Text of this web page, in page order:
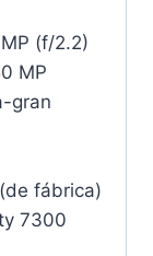
(f/2.2)
MP
gran
fábrica)
7300